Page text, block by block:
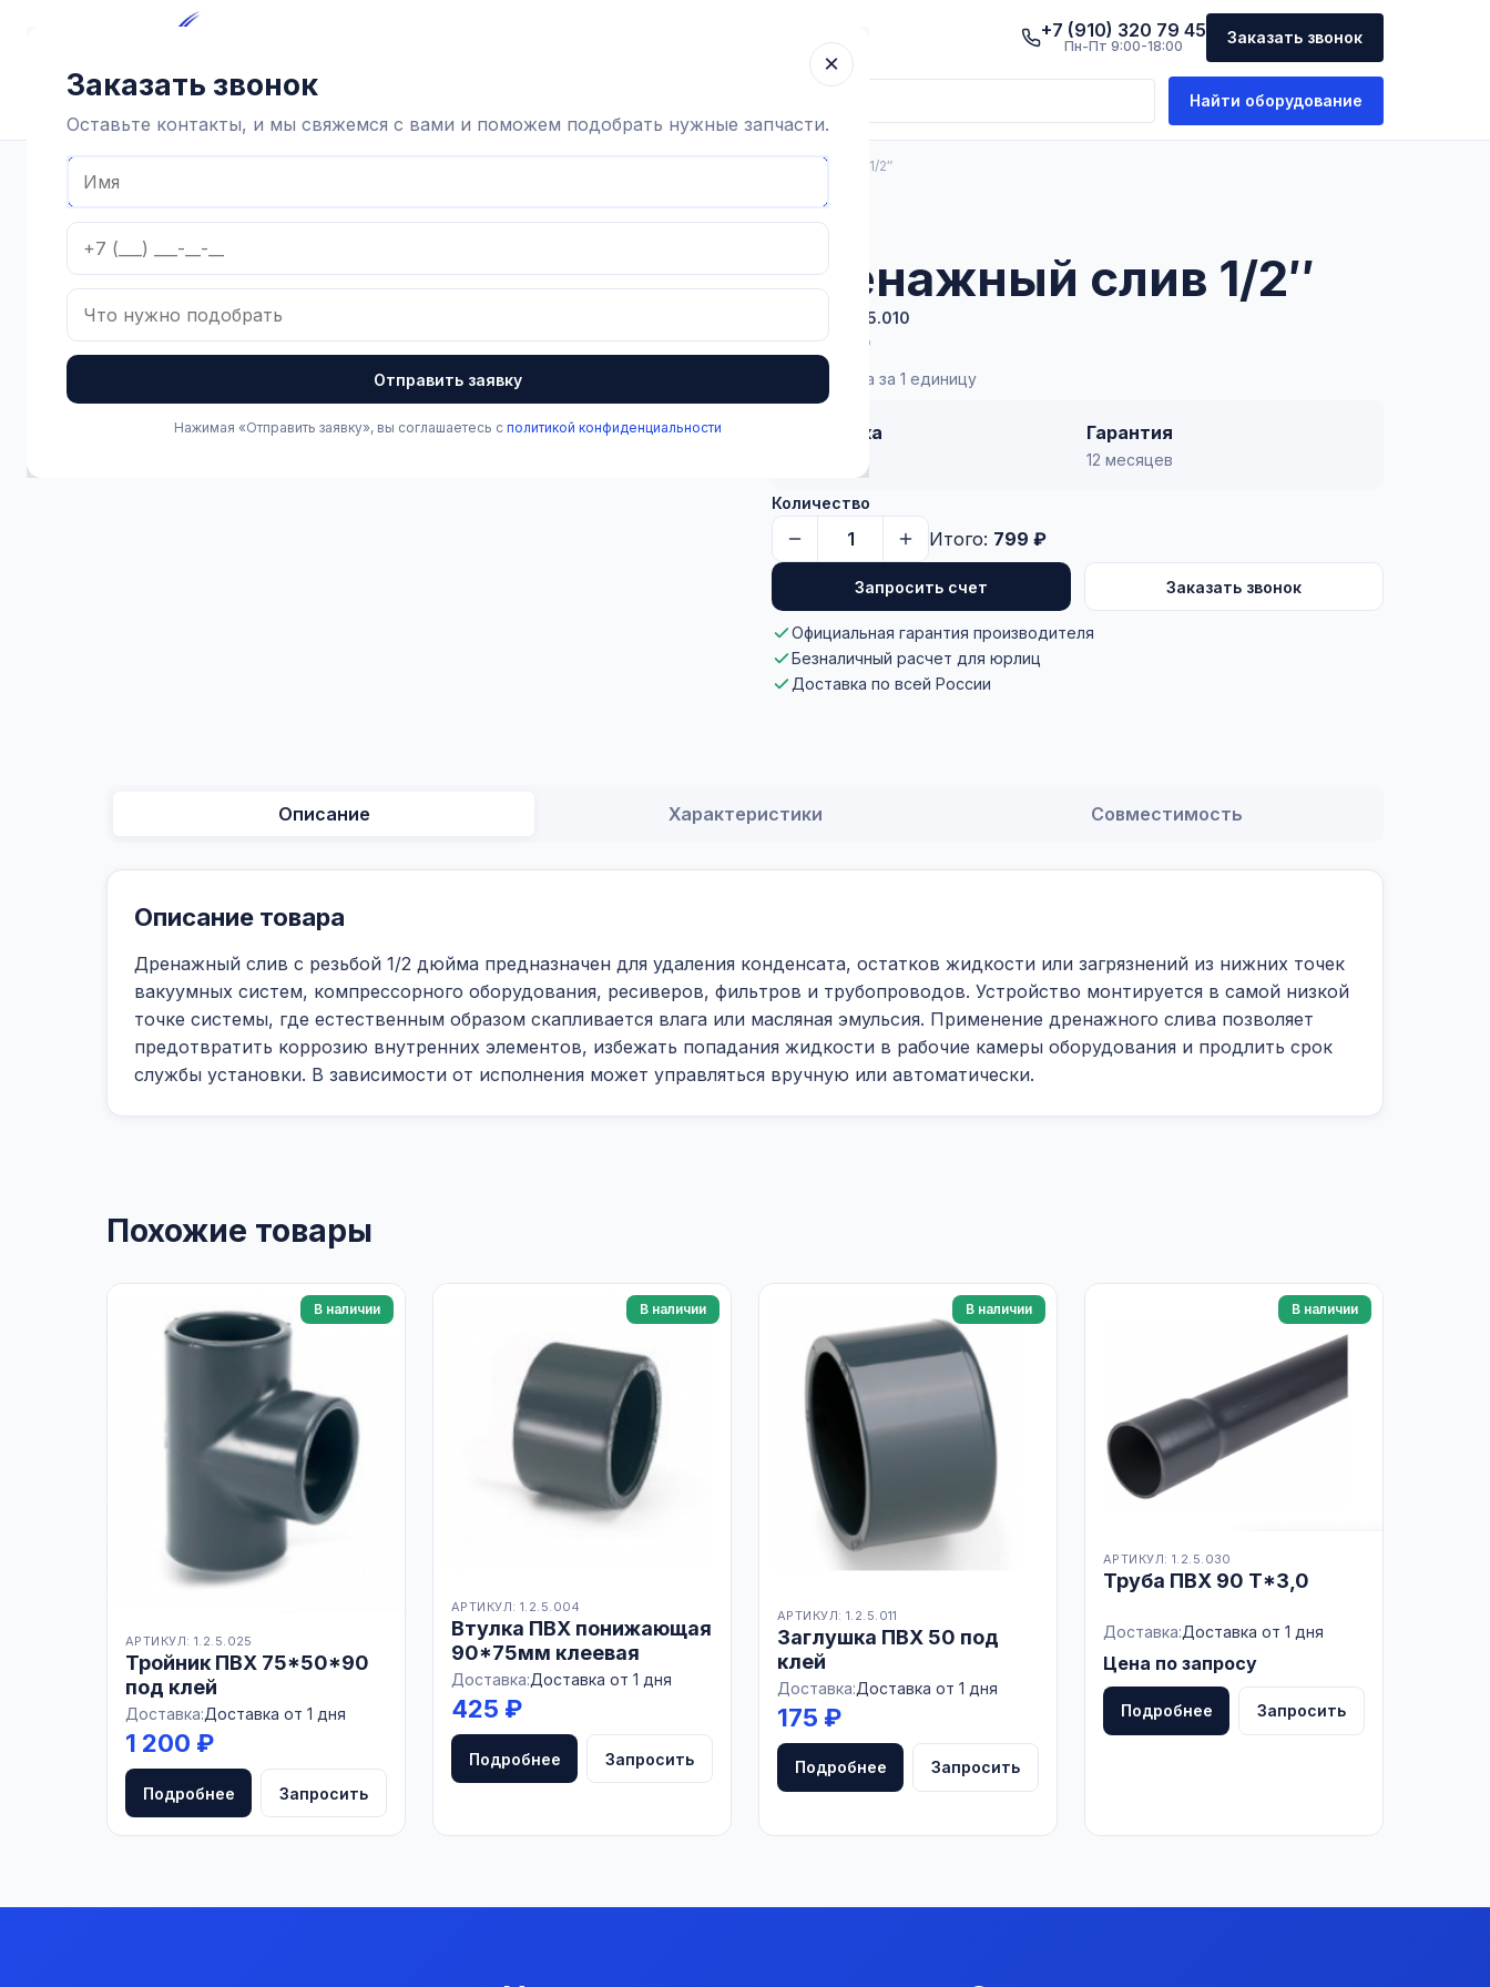
Контакты +7 (910) 320 79 45
Пн-Пт 9:00-18:00 Заказать звонок
Найти оборудование
Дренажный слив 1/2″
Дренажный слив 1/2″
1.2.5.010
799 ₽
Цена указана за 1 единицу
Доставка Гарантия
12 месяцев
Количество
Итого: 799 ₽
Запросить счет Заказать звонок
Официальная гарантия производителя
Безналичный расчет для юрлиц
Доставка по всей России
Описание Характеристики Совместимость
Описание товара
Дренажный слив с резьбой 1/2 дюйма предназначен для удаления конденсата, остатков жидкости или загрязнений из нижних точек
вакуумных систем, компрессорного оборудования, ресиверов, фильтров и трубопроводов. Устройство монтируется в самой низкой
точке системы, где естественным образом скапливается влага или масляная эмульсия. Применение дренажного слива позволяет
предотвратить коррозию внутренних элементов, избежать попадания жидкости в рабочие камеры оборудования и продлить срок
службы установки. В зависимости от исполнения может управляться вручную или автоматически.
Похожие товары
В наличии
АРТИКУЛ: 1.2.5.025
Тройник ПВХ 75*50*90
под клей
Доставка:Доставка от 1 дня
1 200 ₽
Подробнее Запросить
В наличии
АРТИКУЛ: 1.2.5.004
Втулка ПВХ понижающая
90*75мм клеевая
Доставка:Доставка от 1 дня
425 ₽
Подробнее Запросить
В наличии
АРТИКУЛ: 1.2.5.011
Заглушка ПВХ 50 под
клей
Доставка:Доставка от 1 дня
175 ₽
Подробнее Запросить
В наличии
АРТИКУЛ: 1.2.5.030
Труба ПВХ 90 Т*3,0
Доставка:Доставка от 1 дня
Цена по запросу
Подробнее Запросить
×
Заказать звонок
Оставьте контакты, и мы свяжемся с вами и поможем подобрать нужные запчасти.
Отправить заявку
Нажимая «Отправить заявку», вы соглашаетесь с политикой конфиденциальности